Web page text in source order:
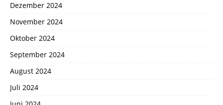
Dezember 2024
November 2024
Oktober 2024
September 2024
August 2024
Juli 2024